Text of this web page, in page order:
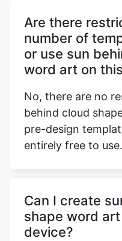
Are there
number of
or use sun
word art on
No, there are no
behind cloud
pre-design
entirely free to use.
Can I create
shape word
device?